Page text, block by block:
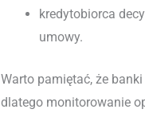
kredytobiorca
umowy.
Warto pamiętać, że
dlatego monitorowanie